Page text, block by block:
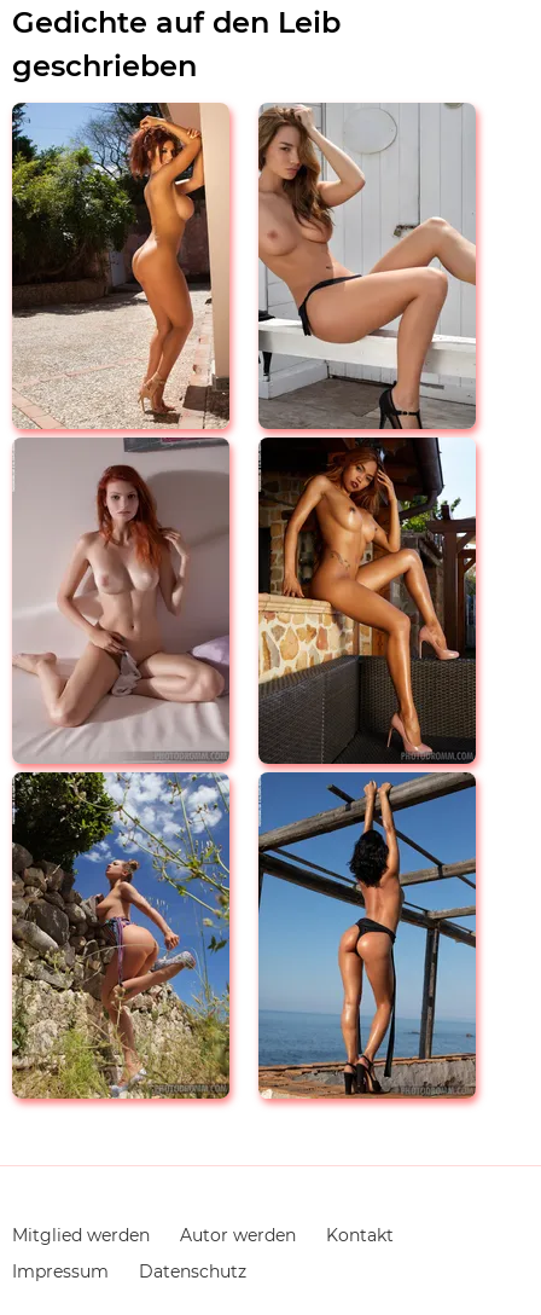
Gedichte auf den Leib
geschrieben
Navigation
überspringen
Mitglied werden Autor werden
Kontakt
Impressum
Datenschutz